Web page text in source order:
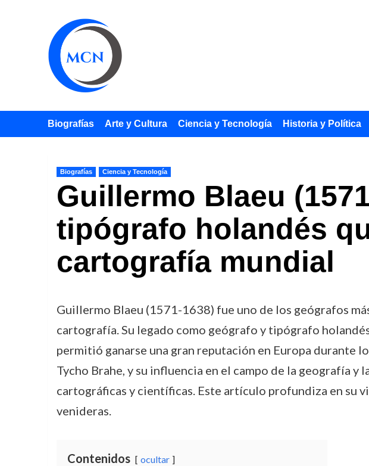
Biografías Arte y Cultura Ciencia y Tecnología Historia y Política
Biografías Ciencia y Tecnología
Guillermo Blaeu
tipógrafo holandés
cartografía mundial
Guillermo Blaeu (1571-1638) fue uno de los geógrafos
cartografía. Su legado como geógrafo y tipógrafo
permitió ganarse una gran reputación en Europa durante
Tycho Brahe, y su influencia en el campo de la geografía
cartográficas y científicas. Este artículo profundiza en su
venideras.
Contenidos ocultar